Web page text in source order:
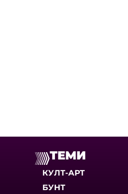
ТЕМИ
КУЛТ-АРТ
БУНТ